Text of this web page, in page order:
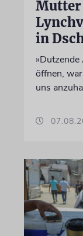
Mutter
in
öffnen,
uns